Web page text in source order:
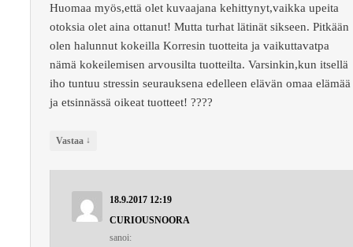
Huomaa myös,että olet kuvaajana kehittynyt,vaikka upeita
otoksia olet aina ottanut! Mutta turhat lätinät sikseen. Pitkään
olen halunnut kokeilla Korresin tuotteita ja vaikuttavatpa
nämä kokeilemisen arvousilta tuotteilta. Varsinkin,kun itsellä
iho tuntuu stressin seurauksena edelleen elävän omaa elämää
ja etsinnässä oikeat tuotteet! ????
Vastaa ↓
18.9.2017 12:19
CURIOUSNOORA
sanoi: